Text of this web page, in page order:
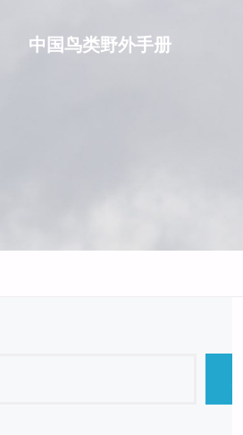
中国鸟类野外手册